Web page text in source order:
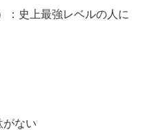
：史上最強レベルの人に
がない